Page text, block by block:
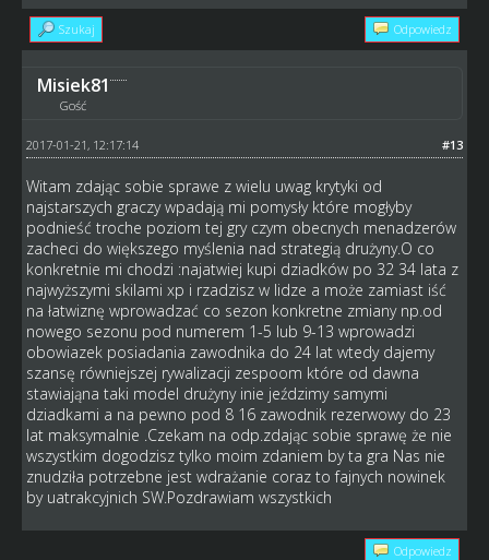
Szukaj Odpowiedz
Misiek81
Gość
#13
2017-01-21, 12:17:14
Witam zdając sobie sprawe z wielu uwag krytyki od
najstarszych graczy wpadają mi pomysły które mogłyby
podnieść troche poziom tej gry czym obecnych menadzerów
zacheci do większego myślenia nad strategią drużyny.O co
konkretnie mi chodzi :najatwiej kupi dziadków po 32 34 lata z
najwyższymi skilami xp i rzadzisz w lidze a może zamiast iść
na łatwiznę wprowadzać co sezon konkretne zmiany np.od
nowego sezonu pod numerem 1-5 lub 9-13 wprowadzi
obowiazek posiadania zawodnika do 24 lat wtedy dajemy
szansę równiejszej rywalizacji zespoom które od dawna
stawiająna taki model drużyny inie jeździmy samymi
dziadkami a na pewno pod 8 16 zawodnik rezerwowy do 23
lat maksymalnie .Czekam na odp.zdając sobie sprawę że nie
wszystkim dogodzisz tylko moim zdaniem by ta gra Nas nie
znudziła potrzebne jest wdrażanie coraz to fajnych nowinek
by uatrakcyjnich SW.Pozdrawiam wszystkich
Odpowiedz